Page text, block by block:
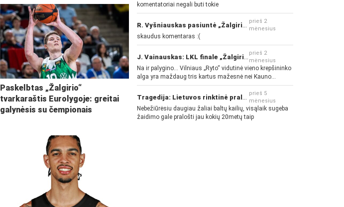
Paskelbtas „Žalgirio“
tvarkaraštis Eurolygoje: greitai
galynėsis su čempionais
komentatoriai negali buti tokie
prieš 2
mėnesius
skaudus komentaras :(
prieš 2
mėnesius
Na ir palygino... Vilniaus „Ryto“ vidutinė vieno krepšininko
alga yra maždaug tris kartus mažesnė nei Kauno
„Žalgirio“... Mokama už sugebėjimus... Nėra pinigų - nėra
gerų žaidėjų...
prieš 5
mėnesius
Nebežiūrėsiu daugiau žaliai baltų kailių, visąlaik sugeba
žaidimo gale pralošti jau kokių 20metų taip